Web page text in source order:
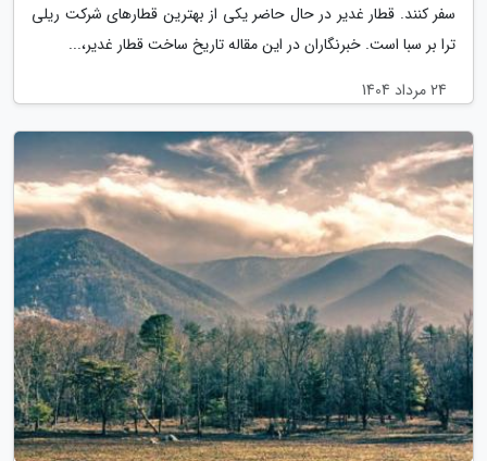
سفر کنند. قطار غدیر در حال حاضر یکی از بهترین قطارهای شرکت ریلی
ترا بر سبا است. خبرنگاران در این مقاله تاریخ ساخت قطار غدیر،...
24 مرداد 1404